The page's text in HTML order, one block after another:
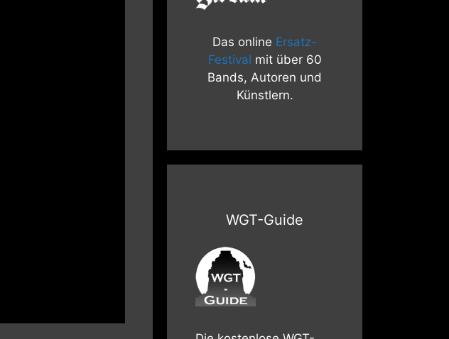
Das online Ersatz-
Festival mit über 60
Bands, Autoren und
Künstlern.
WGT-Guide